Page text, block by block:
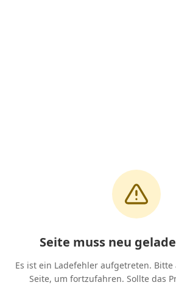
Seite muss neu
Es ist ein Ladefehler aufgetreten.
Seite, um fortzufahren. Sollte das